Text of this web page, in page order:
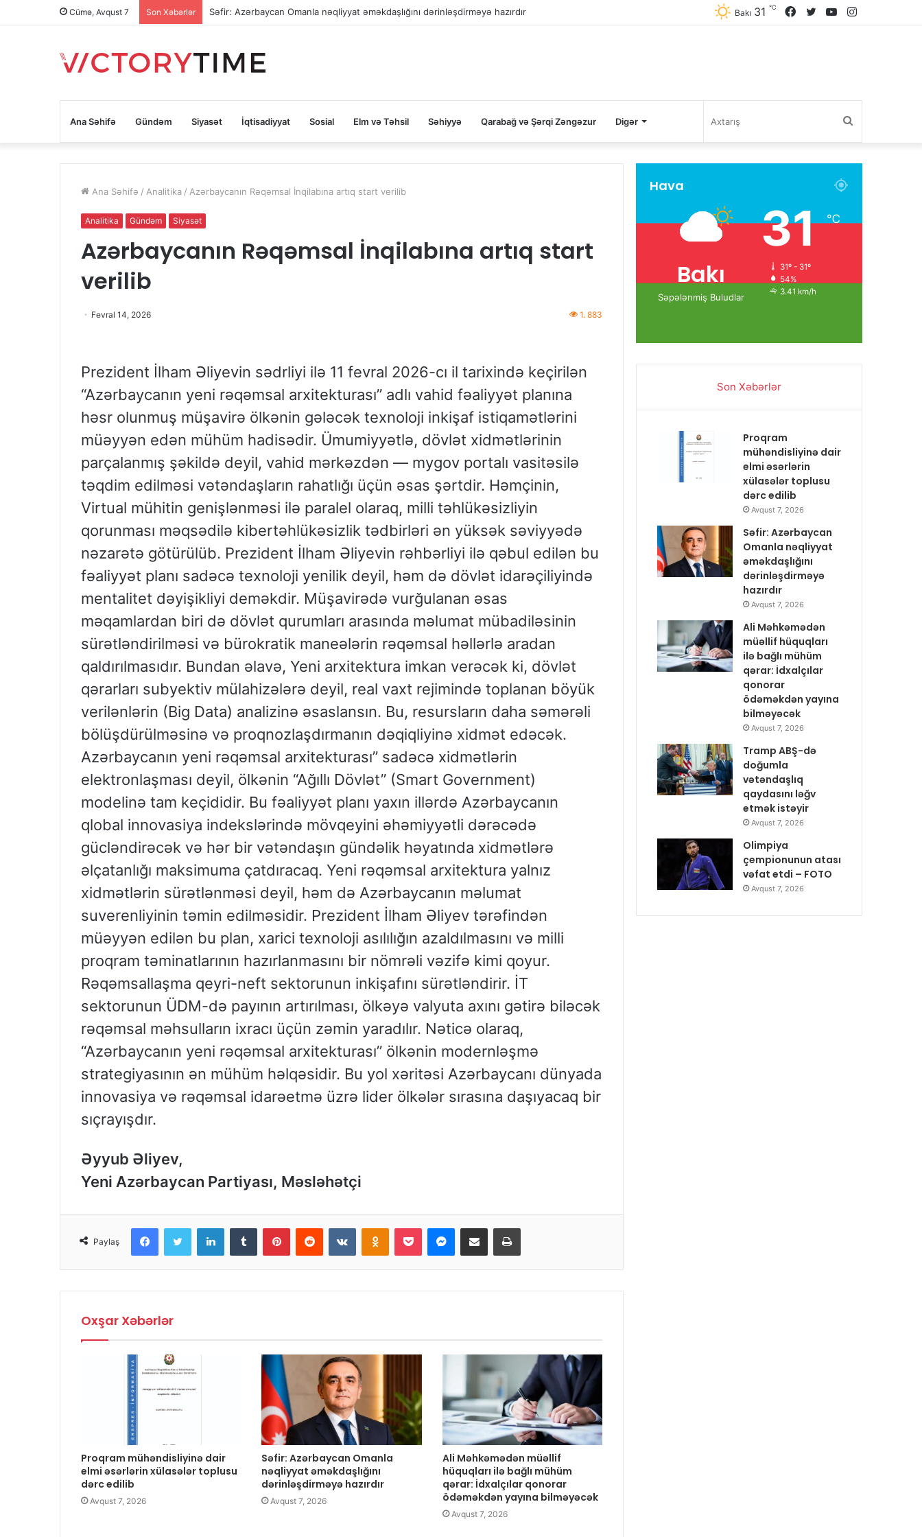
Cümə, Avqust 7 Son Xəbərlər Səfir: Azərbaycan Omanla nəqliyyat əməkdaşlığını dərinləşdirməyə hazırdır YouTube
Twitter
Facebook
Bakı 31 ℃
Ana Səhifə Gündəm Siyasət İqtisadiyyat Sosial Elm və Təhsil Səhiyyə Qarabağ və Şərqi Zəngəzur Digər
Ana Səhifə / Analitika / Azərbaycanın Rəqəmsal İnqilabına artıq start verilib
Analitika Gündəm Siyasət
Azərbaycanın Rəqəmsal İnqilabına artıq start
verilib
Fevral 14, 2026 1. 883
Prezident İlham Əliyevin sədrliyi ilə 11 fevral 2026-cı il tarixində keçirilən
“Azərbaycanın yeni rəqəmsal arxitekturası” adlı vahid fəaliyyət planına
həsr olunmuş müşavirə ölkənin gələcək texnoloji inkişaf istiqamətlərini
müəyyən edən mühüm hadisədir. Ümumiyyətlə, dövlət xidmətlərinin
parçalanmış şəkildə deyil, vahid mərkəzdən — mygov portalı vasitəsilə
təqdim edilməsi vətəndaşların rahatlığı üçün əsas şərtdir. Həmçinin,
Virtual mühitin genişlənməsi ilə paralel olaraq, milli təhlükəsizliyin
qorunması məqsədilə kibertəhlükəsizlik tədbirləri ən yüksək səviyyədə
nəzarətə götürülüb. Prezident İlham Əliyevin rəhbərliyi ilə qəbul edilən bu
fəaliyyət planı sadəcə texnoloji yenilik deyil, həm də dövlət idarəçiliyində
mentalitet dəyişikliyi deməkdir. Müşavirədə vurğulanan əsas
məqamlardan biri də dövlət qurumları arasında məlumat mübadiləsinin
sürətləndirilməsi və bürokratik maneələrin rəqəmsal həllərlə aradan
qaldırılmasıdır. Bundan əlavə, Yeni arxitektura imkan verəcək ki, dövlət
qərarları subyektiv mülahizələrə deyil, real vaxt rejimində toplanan böyük
verilənlərin (Big Data) analizinə əsaslansın. Bu, resursların daha səmərəli
bölüşdürülməsinə və proqnozlaşdırmanın dəqiqliyinə xidmət edəcək.
Azərbaycanın yeni rəqəmsal arxitekturası” sadəcə xidmətlərin
elektronlaşması deyil, ölkənin “Ağıllı Dövlət” (Smart Government)
modelinə tam keçididir. Bu fəaliyyət planı yaxın illərdə Azərbaycanın
qlobal innovasiya indekslərində mövqeyini əhəmiyyətli dərəcədə
gücləndirəcək və hər bir vətəndaşın gündəlik həyatında xidmətlərə
əlçatanlığı maksimuma çatdıracaq. Yeni rəqəmsal arxitektura yalnız
xidmətlərin sürətlənməsi deyil, həm də Azərbaycanın məlumat
suverenliyinin təmin edilməsidir. Prezident İlham Əliyev tərəfindən
müəyyən edilən bu plan, xarici texnoloji asılılığın azaldılmasını və milli
proqram təminatlarının hazırlanmasını bir nömrəli vəzifə kimi qoyur.
Rəqəmsallaşma qeyri-neft sektorunun inkişafını sürətləndirir. İT
sektorunun ÜDM-də payının artırılması, ölkəyə valyuta axını gətirə biləcək
rəqəmsal məhsulların ixracı üçün zəmin yaradılır. Nəticə olaraq,
“Azərbaycanın yeni rəqəmsal arxitekturası” ölkənin modernləşmə
strategiyasının ən mühüm həlqəsidir. Bu yol xəritəsi Azərbaycanı dünyada
innovasiya və rəqəmsal idarəetmə üzrə lider ölkələr sırasına daşıyacaq bir
sıçrayışdır.
Əyyub Əliyev,
Yeni Azərbaycan Partiyası, Məsləhətçi
Paylaş
Oxşar Xəbərlər
Proqram mühəndisliyinə dair
elmi əsərlərin xülasələr toplusu
dərc edilib
Avqust 7, 2026
Səfir: Azərbaycan Omanla
nəqliyyat əməkdaşlığını
dərinləşdirməyə hazırdır
Avqust 7, 2026
Ali Məhkəmədən müəllif
hüquqları ilə bağlı mühüm
qərar: İdxalçılar qonorar
ödəməkdən yayına bilməyəcək
Avqust 7, 2026
Hava
Bakı
Səpələnmiş Buludlar
31℃
31º - 31º
54%
3.41 km/h
Son Xəbərlər
Proqram
mühəndisliyinə dair
elmi əsərlərin
xülasələr toplusu
dərc edilib
Avqust 7, 2026
Səfir: Azərbaycan
Omanla nəqliyyat
əməkdaşlığını
dərinləşdirməyə
hazırdır
Avqust 7, 2026
Ali Məhkəmədən
müəllif hüquqları
ilə bağlı mühüm
qərar: İdxalçılar
qonorar
ödəməkdən yayına
bilməyəcək
Avqust 7, 2026
Tramp ABŞ-də
doğumla
vətəndaşlıq
qaydasını ləğv
etmək istəyir
Avqust 7, 2026
Olimpiya
çempionunun atası
vəfat etdi – FOTO
Avqust 7, 2026